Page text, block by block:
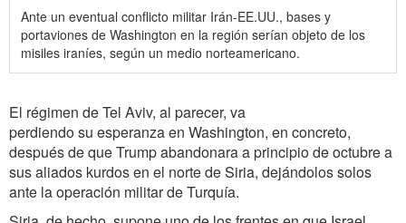
Ante un eventual conflicto militar Irán-EE.UU., bases y
portaviones de Washington en la región serían objeto de los
misiles iraníes, según un medio norteamericano.
El régimen de Tel Aviv, al parecer, va
perdiendo su esperanza en Washington, en concreto,
después de que Trump abandonara a principio de octubre a
sus aliados kurdos en el norte de Siria, dejándolos solos
ante la operación militar de Turquía.